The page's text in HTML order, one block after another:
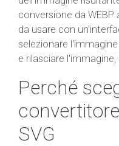
conversione da
da usare con
selezionare
e rilasciare
Perché
SVG